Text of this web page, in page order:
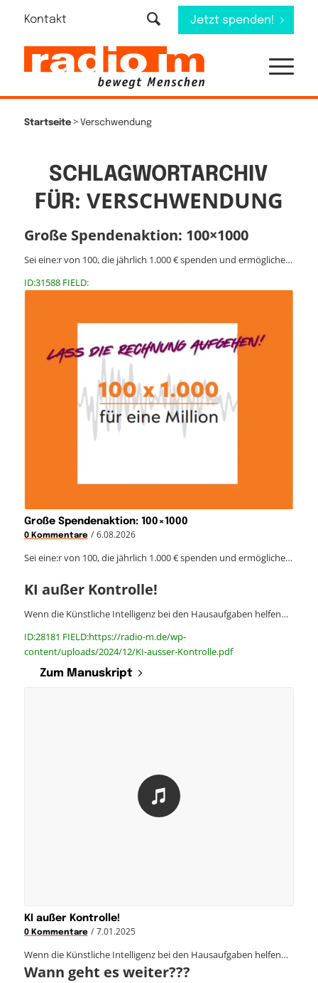
Kontakt Jetzt spenden!
Startseite> Verschwendung
SCHLAGWORTARCHIV
FÜR: VERSCHWENDUNG
Große Spendenaktion: 100×1000
Sei eine:r von 100, die jährlich 1.000 € spenden und ermögliche…
ID:31588 FIELD:
Große Spendenaktion: 100×1000
0 Kommentare / 6.08.2026
Sei eine:r von 100, die jährlich 1.000 € spenden und ermögliche…
KI außer Kontrolle!
Wenn die Künstliche Intelligenz bei den Hausaufgaben helfen…
ID:28181 FIELD:https://radio-m.de/wp-
content/uploads/2024/12/KI-ausser-Kontrolle.pdf
Zum Manuskript
KI außer Kontrolle!
0 Kommentare / 7.01.2025
Wenn die Künstliche Intelligenz bei den Hausaufgaben helfen…
Wann geht es weiter???